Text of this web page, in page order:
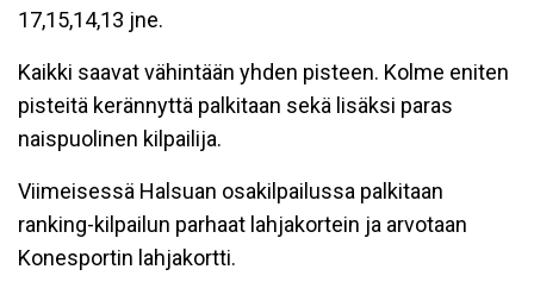
17,15,14,13 jne.
Kaikki saavat vähintään yhden pisteen. Kolme eniten
pisteitä kerännyttä palkitaan sekä lisäksi paras
naispuolinen kilpailija.
Viimeisessä Halsuan osakilpailussa palkitaan
ranking-kilpailun parhaat lahjakortein ja arvotaan
Konesportin lahjakortti.